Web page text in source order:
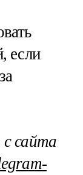
если
сайта